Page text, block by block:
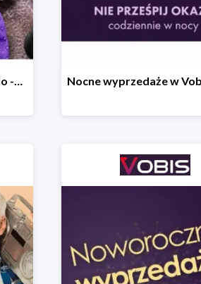
Back to University w Vobis do -30%